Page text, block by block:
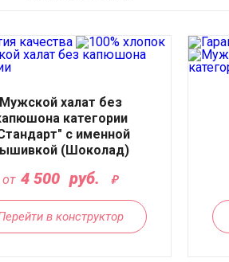
Мужской халат без
категории
с именной
(Шоколад)
от 4 500 руб.
в конструктор